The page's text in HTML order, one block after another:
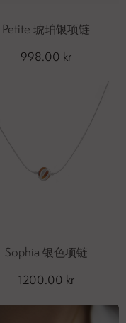
Petite 琥珀银项链
998.00 kr
Sophia 银色项链
1200.00 kr